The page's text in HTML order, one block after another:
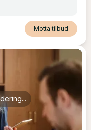
Motta tilbud